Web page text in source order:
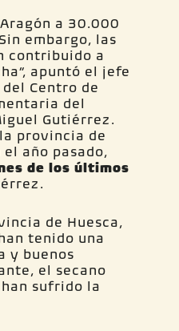
a 30.000
embargo, las
contribuido a
apuntó el jefe
Centro de
del
Gutiérrez.
provincia de
año pasado,
de los últimos
de Huesca,
tenido una
y buenos
el secano
sufrido la